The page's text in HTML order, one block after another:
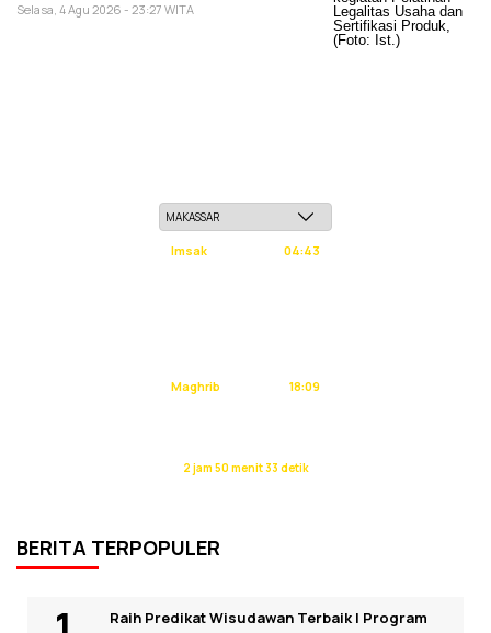
Selasa, 4 Agu 2026 - 23:27 WITA
Imsak 04:43
Maghrib 18:09
2 jam 50 menit 32 detik
BERITA TERPOPULER
Raih Predikat Wisudawan Terbaik I Program